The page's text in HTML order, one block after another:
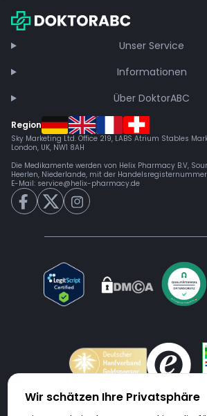
Unser Service
Informationen
Über DoktorABC
Region
Sky Marketing Ltd. Office 219, LABS Atrium Stables
London, UK, NW1 8AH
Die Medikamente werden von Helix Pharmacy B.V,
Heerlen, Niederlande, mit der
E-Mail: service@helix-pharmacy.de
Wir schätzen Ihre Privatsphäre